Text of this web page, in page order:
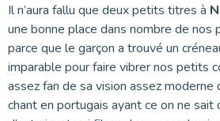
Il n’aura fallu que deux petits titres à
une bonne place dans nombre de nos
parce que le garçon a trouvé un
imparable pour faire vibrer nos petits
assez fan de sa vision assez moderne
chant en portugais ayant ce on ne